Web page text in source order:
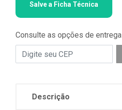
Salve a Ficha Técnica
Consulte as opções de entrega
Descrição